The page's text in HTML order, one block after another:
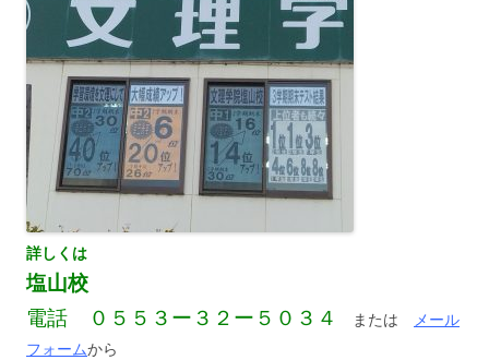
詳しくは
塩山校
電話 ０５５３ー３２ー５０３４
または
メール
フォームから